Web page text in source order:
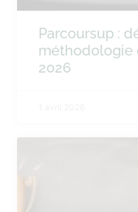
Parcoursup :
méthodologie
2026